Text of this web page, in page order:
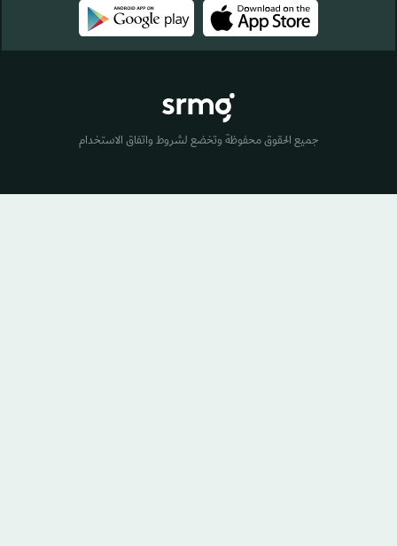
جميع الحقوق محفوظة وتخضع لشروط واتفاق الاستخدام